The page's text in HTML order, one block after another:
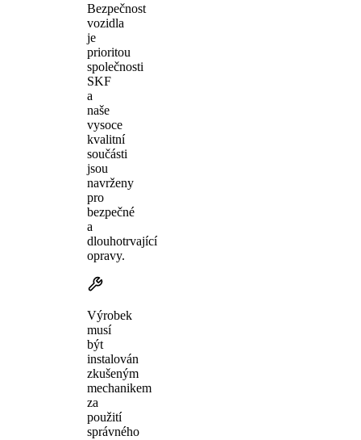
Bezpečnost
vozidla
je
prioritou
společnosti
SKF
a
naše
vysoce
kvalitní
součásti
jsou
navrženy
pro
bezpečné
a
dlouhotrvající
opravy.
Výrobek
musí
být
instalován
zkušeným
mechanikem
za
použití
správného